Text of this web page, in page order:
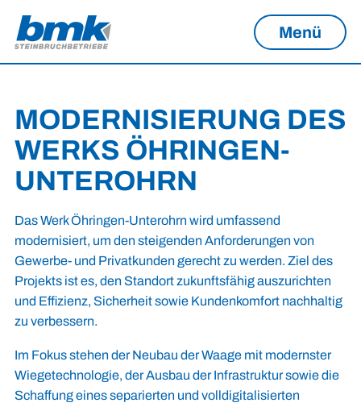
Menü
MODERNISIERUNG DES
WERKS ÖHRINGEN-
UNTEROHRN
Das Werk Öhringen-Unterohrn wird umfassend
modernisiert, um den steigenden Anforderungen von
Gewerbe- und Privatkunden gerecht zu werden. Ziel des
Projekts ist es, den Standort zukunftsfähig auszurichten
und Effizienz, Sicherheit sowie Kundenkomfort nachhaltig
zu verbessern.
Im Fokus stehen der Neubau der Waage mit modernster
Wiegetechnologie, der Ausbau der Infrastruktur sowie die
Schaffung eines separierten und volldigitalisierten